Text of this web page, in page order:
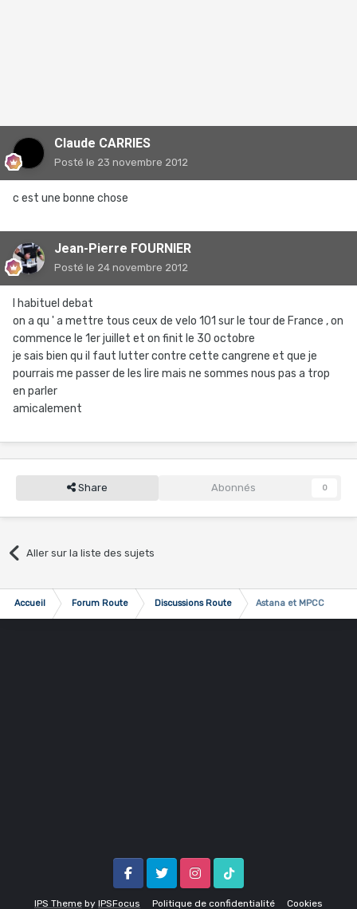
Claude CARRIES
Posté le 23 novembre 2012
c est une bonne chose
Jean-Pierre FOURNIER
Posté le 24 novembre 2012
l habituel debat
on a qu ' a mettre tous ceux de velo 101 sur le tour de France , on
commence le 1er juillet et on finit le 30 octobre
je sais bien qu il faut lutter contre cette cangrene et que je
pourrais me passer de les lire mais ne sommes nous pas a trop
en parler
amicalement
Share Abonnés 0
Aller sur la liste des sujets
Accueil Forum Route Discussions Route Astana et MPCC
IPS Theme by IPSFocus Politique de confidentialité Cookies
FacebookTwitter InstagramTik Tok